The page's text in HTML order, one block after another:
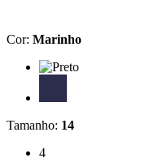
Cor: Marinho
Cor: Preto
Tamanho: 14
Tamanho: 4
4